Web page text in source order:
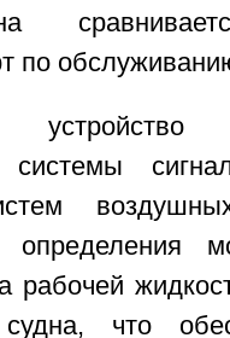
по
системы
определения
рабочей
что